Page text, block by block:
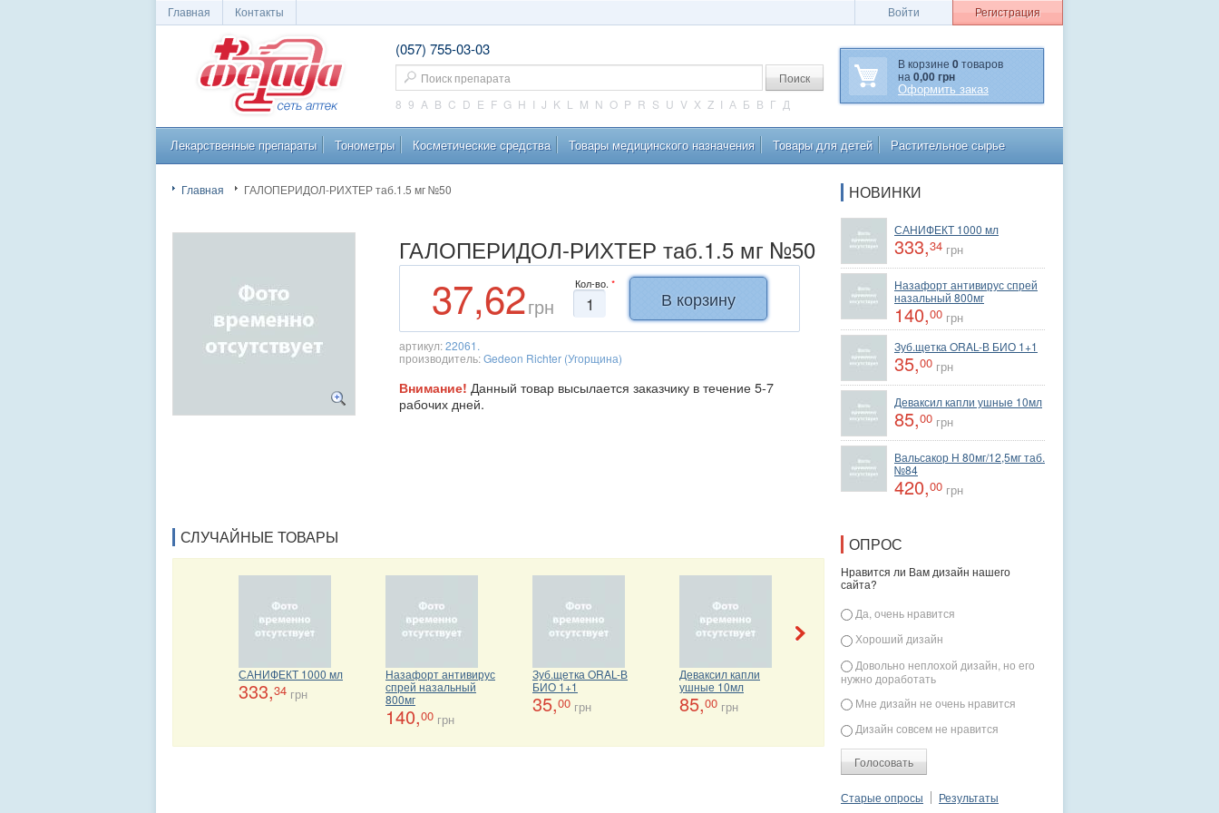
Главная ГАЛОПЕРИДОЛ-РИХТЕР таб.1.5 мг №50
ГАЛОПЕРИДОЛ-РИХТЕР таб.1.5 мг №50
37,62грн
Кол-во. *
артикул:22061.
производитель:Gedeon Richter (Угорщина)
Внимание! Данный товар высылается заказчику в течение 5-7
рабочих дней.
СЛУЧАЙНЫЕ ТОВАРЫ
САНИФЕКТ 1000 мл
333,34 грн
Назафорт антивирус
спрей назальный
800мг
140,00 грн
Зуб.щетка ORAL-В
БИО 1+1
35,00 грн
Деваксил капли
ушные 10мл
85,00 грн
Вальсакор Н
80мг/12,5мг таб.№84
420,00грн
Элекасол сбор 20ф/п
32,00грн
НОВИНКИ
САНИФЕКТ 1000 мл
333,34 грн
Назафорт антивирус спрей
назальный 800мг
140,00 грн
Зуб.щетка ORAL-В БИО 1+1
35,00 грн
Деваксил капли ушные 10мл
85,00 грн
Вальсакор Н 80мг/12,5мг таб.
№84
420,00 грн
ОПРОС
Нравится ли Вам дизайн нашего
сайта?
Варианты
Да, очень нравится
Хороший дизайн
Довольно неплохой дизайн, но его
нужно доработать
Мне дизайн не очень нравится
Дизайн совсем не нравится
Старые опросы Результаты
Сеть аптек
"Фетида"
Главная Контакты Регистрация
Войти
(057) 755-03-03
Поиск
8 9 A B C D E F G H I J K L M N O P R S U V X Z І А Б В Г Д
В корзине 0товаров
на 0,00 грн
Оформить заказ
Лекарственные препараты Тонометры Косметические средства Товары медицинского назначения Товары для детей Растительное сырье